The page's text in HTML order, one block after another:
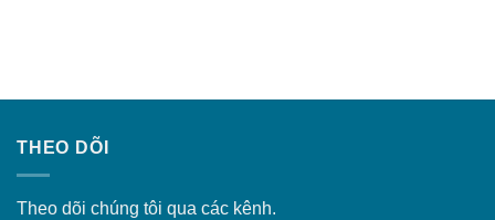
THEO DÕI
Theo dõi chúng tôi qua các kênh.